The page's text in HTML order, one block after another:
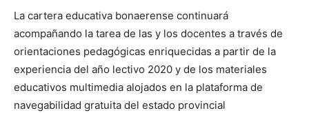
La cartera educativa bonaerense continuará
acompañando la tarea de las y los docentes a través de
orientaciones pedagógicas enriquecidas a partir de la
experiencia del año lectivo 2020 y de los materiales
educativos multimedia alojados en la plataforma de
navegabilidad gratuita del estado provincial